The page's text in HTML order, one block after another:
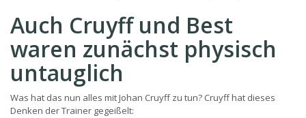
Auch Cruyff und Best
waren zunächst physisch
untauglich
Was hat das nun alles mit Johan Cruyff zu tun? Cruyff hat dieses
Denken der Trainer gegeißelt: